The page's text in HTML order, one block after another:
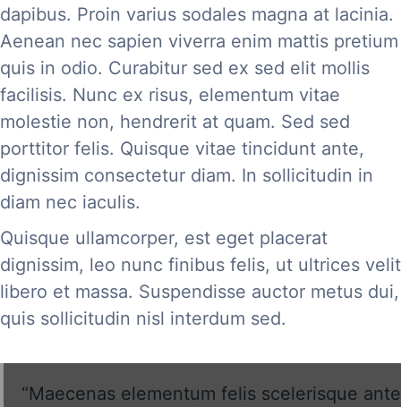
dapibus. Proin varius sodales magna at lacinia.
Aenean nec sapien viverra enim mattis pretium
quis in odio. Curabitur sed ex sed elit mollis
facilisis. Nunc ex risus, elementum vitae
molestie non, hendrerit at quam. Sed sed
porttitor felis. Quisque vitae tincidunt ante,
dignissim consectetur diam. In sollicitudin in
diam nec iaculis.
Quisque ullamcorper, est eget placerat
dignissim, leo nunc finibus felis, ut ultrices velit
libero et massa. Suspendisse auctor metus dui,
quis sollicitudin nisl interdum sed.
“Maecenas elementum felis scelerisque ante